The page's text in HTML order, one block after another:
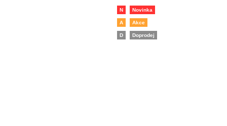
N Novinka
A Akce
D Doprodej